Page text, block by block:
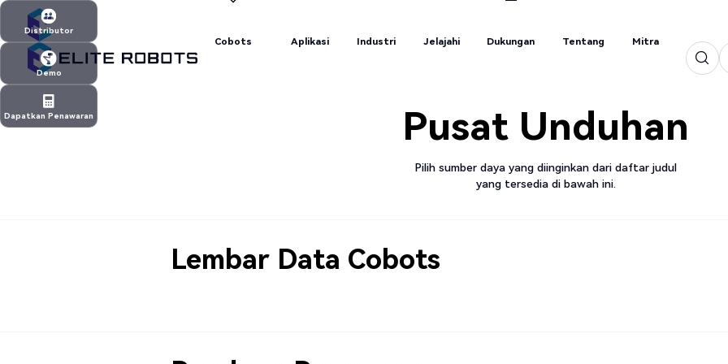
Distributor
Distributor
Demo
Demo
Dapatkan Penawaran
Cobots
Aplikasi
Industri
Jelajahi
Dukungan
Tentang
Mitra
Pusat Unduhan
Pilih sumber daya yang diinginkan dari daftar judul
yang tersedia di bawah ini.
Lembar Data Cobots